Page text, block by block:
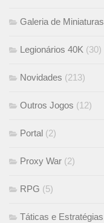
Galeria de Miniaturas
Legionários 40K (30)
Novidades (213)
Outros Jogos (12)
Portal (2)
Proxy War (2)
RPG (5)
Táticas e Estratégias